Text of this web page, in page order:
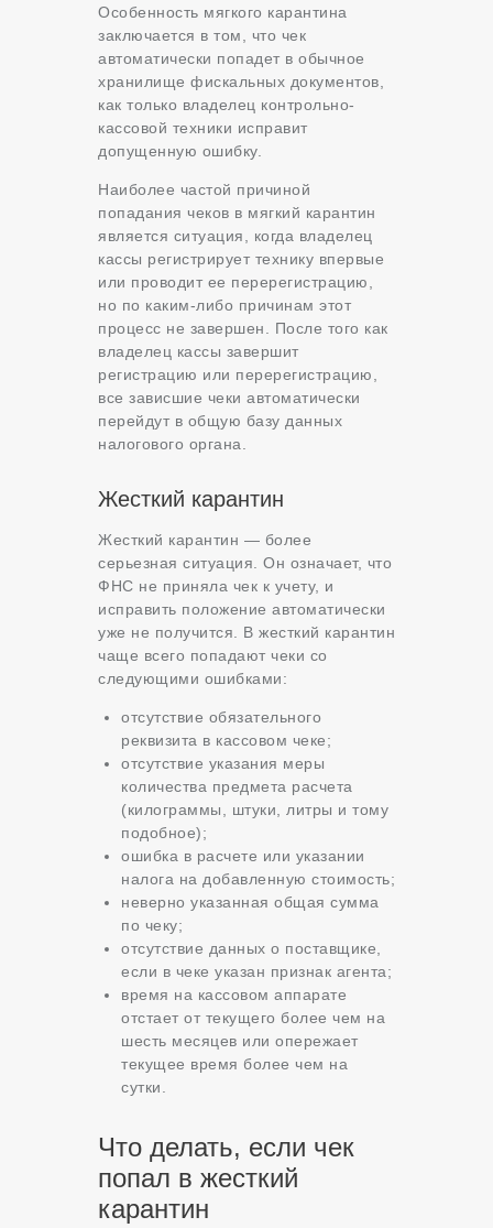
Особенность мягкого карантина
заключается в том, что чек
автоматически попадет в обычное
хранилище фискальных документов,
как только владелец контрольно-
кассовой техники исправит
допущенную ошибку.
Наиболее частой причиной
попадания чеков в мягкий карантин
является ситуация, когда владелец
кассы регистрирует технику впервые
или проводит ее перерегистрацию,
но по каким-либо причинам этот
процесс не завершен. После того как
владелец кассы завершит
регистрацию или перерегистрацию,
все зависшие чеки автоматически
перейдут в общую базу данных
налогового органа.
Жесткий карантин
Жесткий карантин — более
серьезная ситуация. Он означает, что
ФНС не приняла чек к учету, и
исправить положение автоматически
уже не получится. В жесткий карантин
чаще всего попадают чеки со
следующими ошибками:
отсутствие обязательного
реквизита в кассовом чеке;
отсутствие указания меры
количества предмета расчета
(килограммы, штуки, литры и тому
подобное);
ошибка в расчете или указании
налога на добавленную стоимость;
неверно указанная общая сумма
по чеку;
отсутствие данных о поставщике,
если в чеке указан признак агента;
время на кассовом аппарате
отстает от текущего более чем на
шесть месяцев или опережает
текущее время более чем на
сутки.
Что делать, если чек
попал в жесткий
карантин